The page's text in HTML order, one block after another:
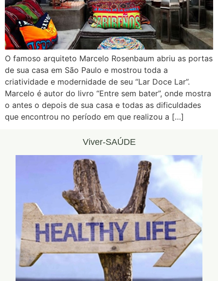
O famoso arquiteto Marcelo Rosenbaum abriu as portas
de sua casa em São Paulo e mostrou toda a
criatividade e modernidade de seu “Lar Doce Lar”.
Marcelo é autor do livro “Entre sem bater”, onde mostra
o antes o depois de sua casa e todas as dificuldades
que encontrou no período em que realizou a […]
Viver-SAÚDE